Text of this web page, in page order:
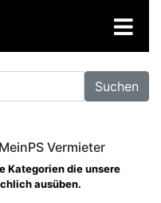
Suchen
Vermieter
Kategorien die unsere
ausüben.